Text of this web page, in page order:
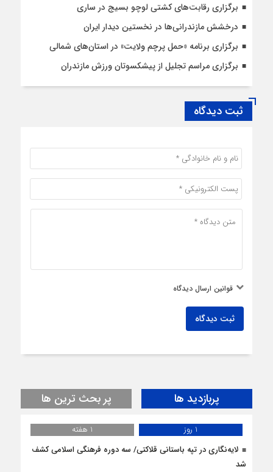
برگزاری رقابت‌های کشتی لوچو بسیج در ساری
درخشش مازندرانی‌ها در نخستین دیدار ایران
برگزاری برنامه «حمل پرچم ولایت» در استان‌های شمالی
برگزاری مراسم تجلیل از پیشکسوتان ورزش مازندران
ثبت دیدگاه
قوانین ارسال دیدگاه
ثبت دیدگاه
پربازدید ها پر بحث ترین ها
1 روز
1 هفته
لایه‌نگاری در تپه باستانی قلاکتی/ سه دوره فرهنگی اسلامی کشف
شد